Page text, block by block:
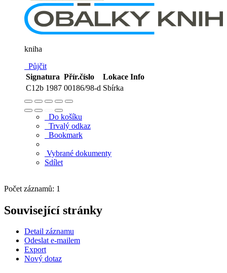
kniha
Půjčit
Signatura Přír.číslo Lokace Info
C12b 1987 00186/98-d Sbírka
Do košíku
Trvalý odkaz
Bookmark
Vybrané dokumenty
Sdílet
Počet záznamů: 1
Související stránky
Detail záznamu
Odeslat e-mailem
Export
Nový dotaz